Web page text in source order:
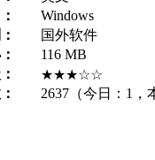
Windows
国外软件
116 MB
★★★☆☆
2637 （今日： 1 ，